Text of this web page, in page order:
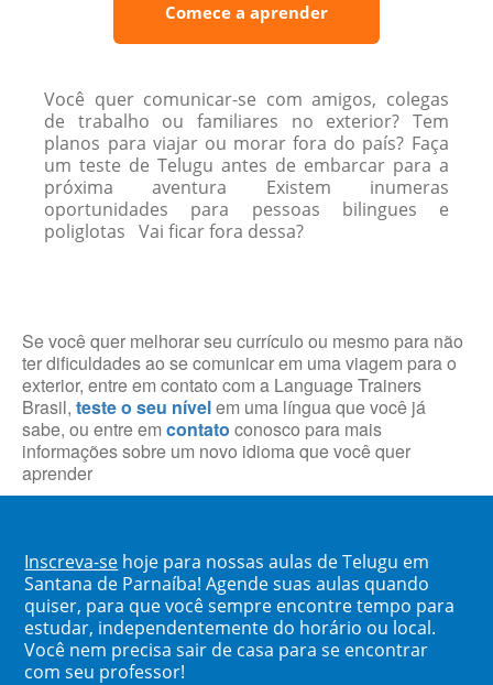
Comece a aprender
Você quer comunicar-se com amigos, colegas
de trabalho ou familiares no exterior? Tem
planos para viajar ou morar fora do país? Faça
um teste de Telugu antes de embarcar para a
próxima aventura Existem inumeras
oportunidades para pessoas bilingues e
poliglotas Vai ficar fora dessa?
Se você quer melhorar seu currículo ou mesmo para não
ter dificuldades ao se comunicar em uma viagem para o
exterior, entre em contato com a Language Trainers
Brasil, teste o seu nívelem uma língua que você já
sabe, ou entre em contato conosco para mais
informações sobre um novo idioma que você quer
aprender
Inscreva-se hoje para nossas aulas de Telugu em
Santana de Parnaíba! Agende suas aulas quando
quiser, para que você sempre encontre tempo para
estudar, independentemente do horário ou local.
Você nem precisa sair de casa para se encontrar
com seu professor!